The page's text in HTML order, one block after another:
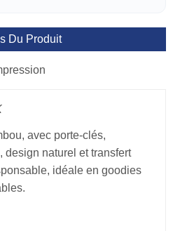
Du Produit
avec porte-clés,
design naturel et transfert
idéale en goodies